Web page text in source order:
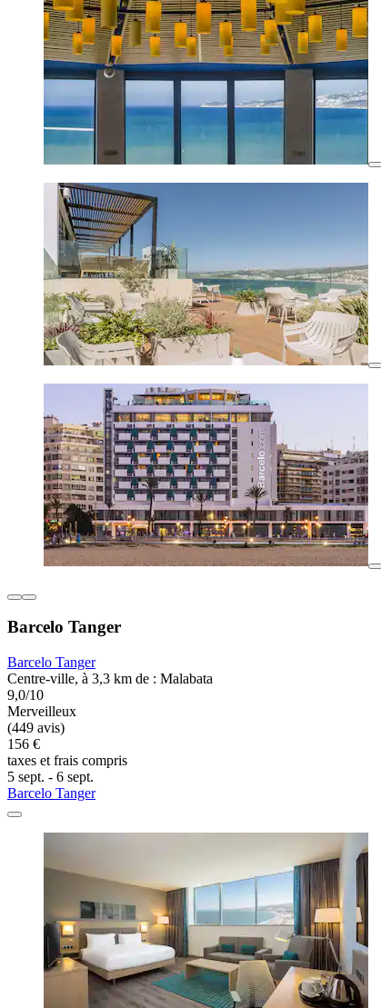
Barcelo Tanger
Barcelo Tanger
Centre-ville, à 3,3 km de : Malabata
9,0/10
Merveilleux
(449 avis)
156 €
taxes et frais compris
5 sept. - 6 sept.
Barcelo Tanger